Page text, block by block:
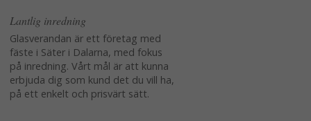
Lantlig inredning
Glasverandan är ett företag med
fäste i Säter i Dalarna, med fokus
på inredning. Vårt mål är att kunna
erbjuda dig som kund det du vill ha,
på ett enkelt och prisvärt sätt.